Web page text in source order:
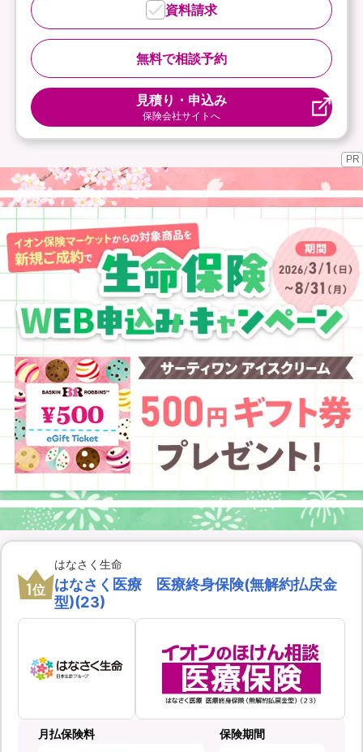
無料で相談予約
資料請求
見積り・申込み
保険会社サイトへ
PR
1位
はなさく生命
はなさく医療 医療終身保険(無解約払戻金
型)(23)
月払保険料 保険期間